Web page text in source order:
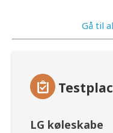
Gå til
LG køleskabe